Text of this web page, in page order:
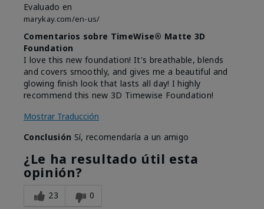
Evaluado en
marykay.com/en-us/
Comentarios sobre TimeWise® Matte 3D
Foundation
I love this new foundation! It's breathable, blends
and covers smoothly, and gives me a beautiful and
glowing finish look that lasts all day! I highly
recommend this new 3D Timewise Foundation!
Mostrar Traducción
Conclusión Sí, recomendaría a un amigo
¿Le ha resultado útil esta
opinión?
23 0